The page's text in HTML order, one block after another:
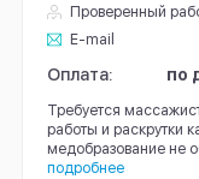
Проверенный
E-mail
Оплата: по
Требуется
работы и раскрутки
медобразование не
подробнее